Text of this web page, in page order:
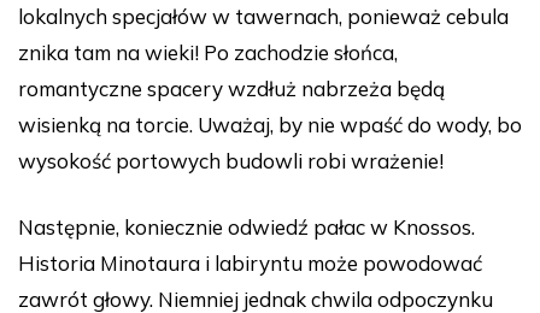
lokalnych specjałów w tawernach, ponieważ cebula
znika tam na wieki! Po zachodzie słońca,
romantyczne spacery wzdłuż nabrzeża będą
wisienką na torcie. Uważaj, by nie wpaść do wody, bo
wysokość portowych budowli robi wrażenie!
Następnie, koniecznie odwiedź pałac w Knossos.
Historia Minotaura i labiryntu może powodować
zawrót głowy. Niemniej jednak chwila odpoczynku